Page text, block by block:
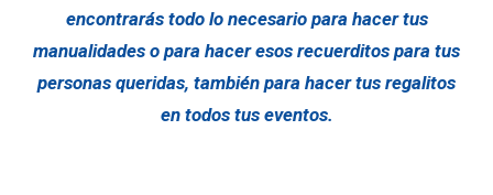
encontrarás todo lo necesario para hacer tus
manualidades o para hacer esos recuerditos para tus
personas queridas, también para hacer tus regalitos
en todos tus eventos.